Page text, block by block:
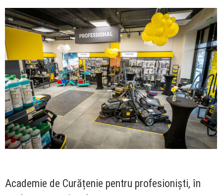
Academie de Curățenie pentru profesioniști, în